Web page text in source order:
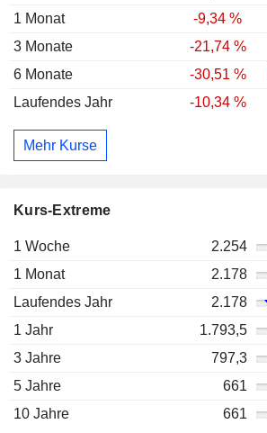
1 Monat
-9,34 %
3 Monate
-21,74 %
6 Monate
-30,51 %
Laufendes Jahr
-10,34 %
Mehr Kurse
Kurs-Extreme
1 Woche 2.254
1 Monat
2.178
Laufendes Jahr
2.178
1 Jahr
1.793,5
3 Jahre
797,3
5 Jahre
661
10 Jahre
661